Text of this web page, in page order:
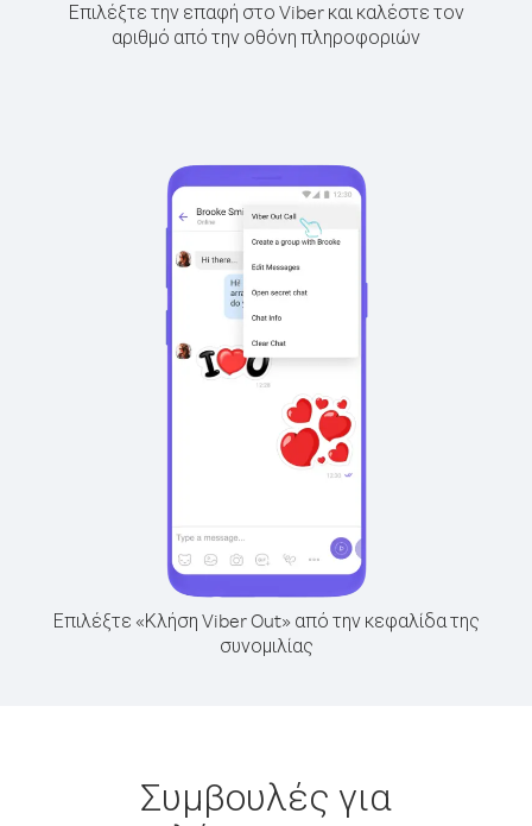
Επιλέξτε την επαφή στο Viber και καλέστε τον
αριθμό από την οθόνη πληροφοριών
Επιλέξτε «Κλήση Viber Out» από την κεφαλίδα της
συνομιλίας
Συμβουλές για